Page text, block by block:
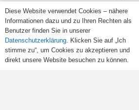
Öffnungszeiten
Samstags von 10:00 bis
Retrouvez-nous sur
Diese Website verwendet Cookies – nähere
Informationen dazu und zu Ihren Rechten als
Benutzer finden Sie in unserer
Datenschutzerklärung. Klicken Sie auf „Ich
stimme zu“, um Cookies zu akzeptieren und
direkt unsere Website besuchen zu können.